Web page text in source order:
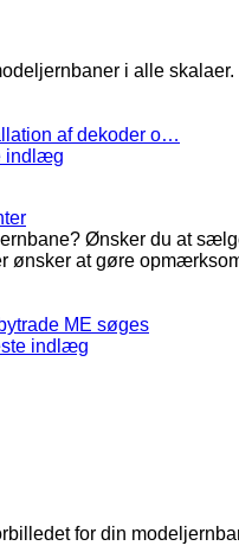
i alle
af dekoder o…
indlæg
Ønsker du at
ønsker at gøre
ME søges
indlæg
for din